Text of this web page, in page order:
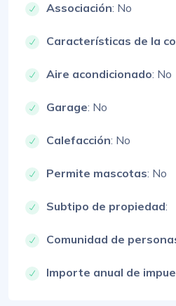
Associación: No
Características de la
Aire acondicionado: No
Garage: No
Calefacción: No
Permite mascotas: No
Subtipo de propiedad:
Comunidad de
Importe anual de